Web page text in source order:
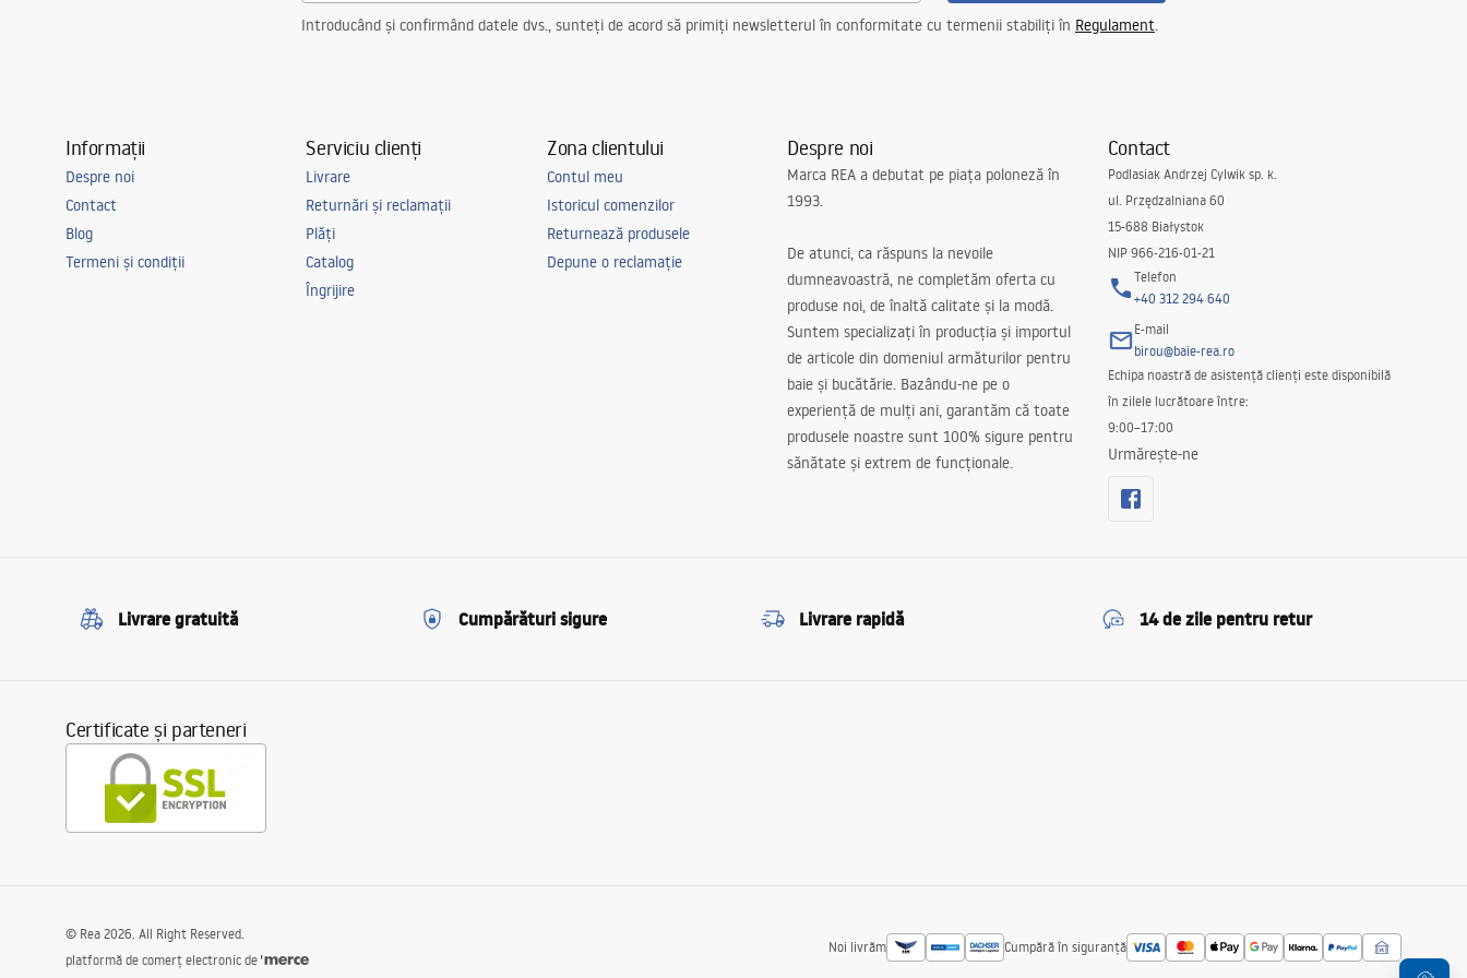
Introducând și confirmând datele dvs., sunteți de acord să primiți newsletterul în conformitate cu termenii stabiliți în Regulament.
Informații
Despre noi
Contact
Blog
Termeni și condiții
Serviciu clienți
Livrare
Returnări și reclamații
Plăți
Catalog
Îngrijire
Zona clientului
Contul meu
Istoricul comenzilor
Returnează produsele
Depune o reclamație
Despre noi
Marca REA a debutat pe piața poloneză în
1993.
De atunci, ca răspuns la nevoile
dumneavoastră, ne completăm oferta cu
produse noi, de înaltă calitate și la modă.
Suntem specializați în producția și importul
de articole din domeniul armăturilor pentru
baie și bucătărie. Bazându-ne pe o
experiență de mulți ani, garantăm că toate
produsele noastre sunt 100% sigure pentru
sănătate și extrem de funcționale.
Contact
Podlasiak Andrzej Cylwik sp. k.
ul. Przędzalniana 60
15-688 Białystok
NIP 966-216-01-21
Telefon
+40 312 294 640
E-mail
birou@baie-rea.ro
Echipa noastră de asistență clienți este disponibilă
în zilele lucrătoare între:
9:00–17:00
Urmărește-ne
Livrare gratuită Cumpărături sigure Livrare rapidă 14 de zile pentru retur
Certificate și parteneri
Noi livrăm Cumpără în siguranță
© Rea 2026. All Right Reserved.
platformă de comerț electronic de